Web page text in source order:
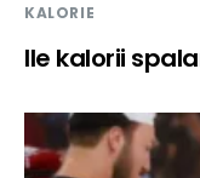
KALORIE
Ile kalorii